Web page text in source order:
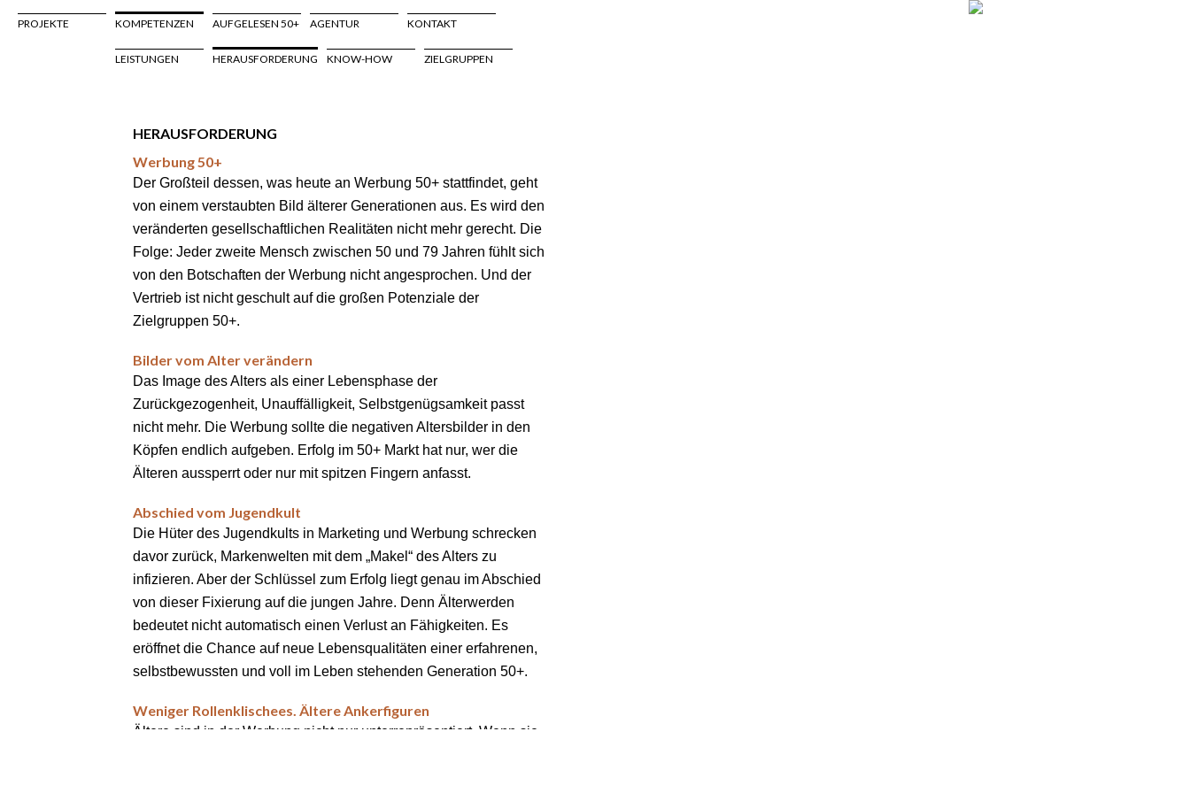
Projekte
NAVIGATION
ÜBERSPRINGEN
PROJEKTE KOMPETENZEN AUFGELESEN 50+ AGENTUR
KONTAKT
NAVIGATION
ÜBERSPRINGEN
LEISTUNGEN HERAUSFORDERUNG KNOW-HOW ZIELGRUPPEN
HERAUSFORDERUNG
Werbung 50+
Der Großteil dessen, was heute an Werbung 50+ stattfindet, geht
von einem verstaubten Bild älterer Generationen aus. Es wird den
veränderten gesellschaftlichen Realitäten nicht mehr gerecht. Die
Folge: Jeder zweite Mensch zwischen 50 und 79 Jahren fühlt sich
von den Botschaften der Werbung nicht angesprochen. Und der
Vertrieb ist nicht geschult auf die großen Potenziale der
Zielgruppen 50+.
Bilder vom Alter verändern
Das Image des Alters als einer Lebensphase der
Zurückgezogenheit, Unauffälligkeit, Selbstgenügsamkeit passt
nicht mehr. Die Werbung sollte die negativen Altersbilder in den
Köpfen endlich aufgeben. Erfolg im 50+ Markt hat nur, wer die
Älteren aussperrt oder nur mit spitzen Fingern anfasst.
Abschied vom Jugendkult
Die Hüter des Jugendkults in Marketing und Werbung schrecken
davor zurück, Markenwelten mit dem „Makel“ des Alters zu
infizieren. Aber der Schlüssel zum Erfolg liegt genau im Abschied
von dieser Fixierung auf die jungen Jahre. Denn Älterwerden
bedeutet nicht automatisch einen Verlust an Fähigkeiten. Es
eröffnet die Chance auf neue Lebensqualitäten einer erfahrenen,
selbstbewussten und voll im Leben stehenden Generation 50+.
Weniger Rollenklischees. Ältere Ankerfiguren
Ältere sind in der Werbung nicht nur unterrepräsentiert. Wenn sie